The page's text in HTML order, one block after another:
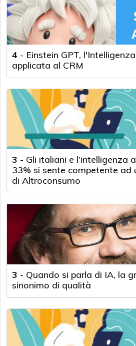
4 - Einstein GPT,
applicata al CRM
3 - Gli italiani e l’intelligenza
33% si sente competente ad
di Altroconsumo
3 - Quando si parla di IA, la
sinonimo di qualità